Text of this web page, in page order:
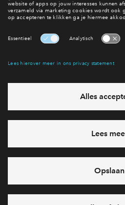
Ja, ik wil mij
Heb je een vraag en wil je direct
6 dagen per week
vandaag van